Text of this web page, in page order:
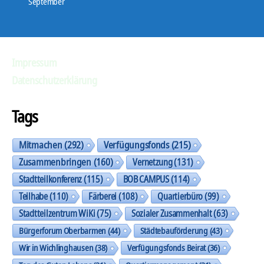
Tags
Mitmachen(292) Verfügungsfonds(215)
Zusammenbringen(160) Vernetzung(131)
Stadtteilkonferenz(115) BOB CAMPUS(114)
Teilhabe(110) Färberei(108) Quartierbüro(99)
Stadtteilzentrum WiKi(75) Sozialer Zusammenhalt(63)
Bürgerforum Oberbarmen(44) Städtebauförderung(43)
Wir in Wichlinghausen(38) Verfügungsfonds Beirat(36)